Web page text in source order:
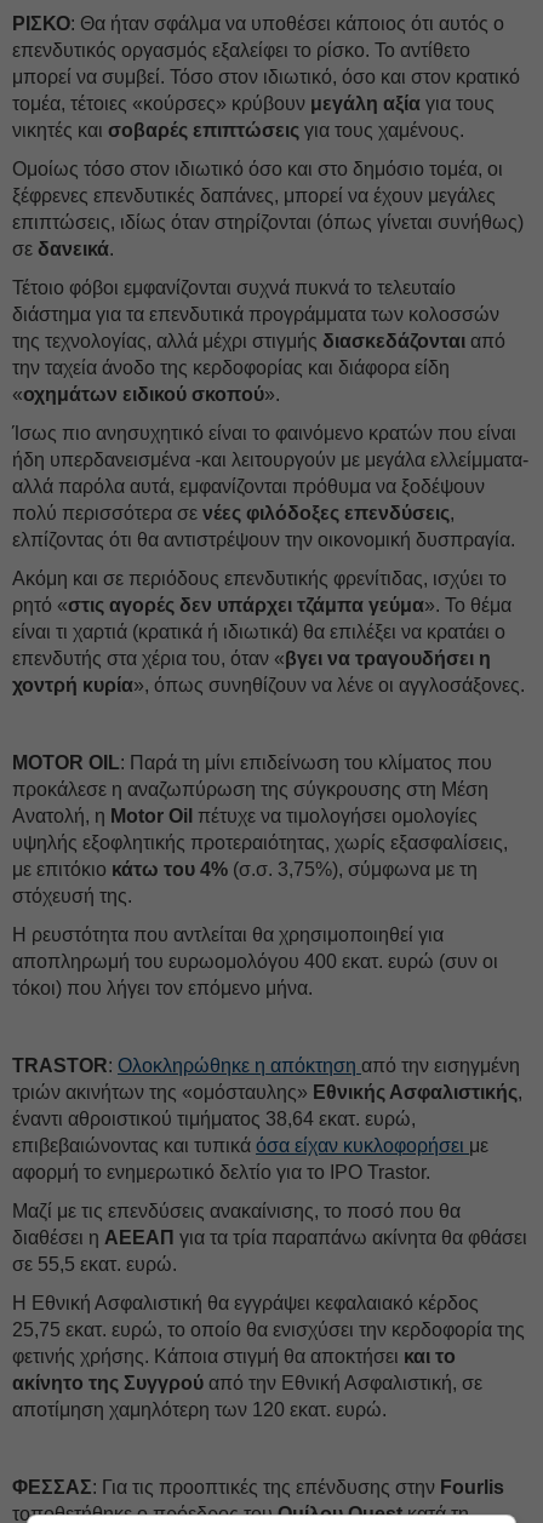
ΡΙΣΚΟ: Θα ήταν σφάλμα να υποθέσει κάποιος ότι αυτός ο
επενδυτικός οργασμός εξαλείφει το ρίσκο. Το αντίθετο
μπορεί να συμβεί. Τόσο στον ιδιωτικό, όσο και στον κρατικό
τομέα, τέτοιες «κούρσες» κρύβουν μεγάλη αξία για τους
νικητές και σοβαρές επιπτώσεις για τους χαμένους.
Ομοίως τόσο στον ιδιωτικό όσο και στο δημόσιο τομέα, οι
ξέφρενες επενδυτικές δαπάνες, μπορεί να έχουν μεγάλες
επιπτώσεις, ιδίως όταν στηρίζονται (όπως γίνεται συνήθως)
σε δανεικά.
Τέτοιο φόβοι εμφανίζονται συχνά πυκνά το τελευταίο
διάστημα για τα επενδυτικά προγράμματα των κολοσσών
της τεχνολογίας, αλλά μέχρι στιγμής διασκεδάζονται από
την ταχεία άνοδο της κερδοφορίας και διάφορα είδη
«οχημάτων ειδικού σκοπού».
Ίσως πιο ανησυχητικό είναι το φαινόμενο κρατών που είναι
ήδη υπερδανεισμένα -και λειτουργούν με μεγάλα ελλείμματα-
αλλά παρόλα αυτά, εμφανίζονται πρόθυμα να ξοδέψουν
πολύ περισσότερα σε νέες φιλόδοξες επενδύσεις,
ελπίζοντας ότι θα αντιστρέψουν την οικονομική δυσπραγία.
Ακόμη και σε περιόδους επενδυτικής φρενίτιδας, ισχύει το
ρητό «στις αγορές δεν υπάρχει τζάμπα γεύμα». Το θέμα
είναι τι χαρτιά (κρατικά ή ιδιωτικά) θα επιλέξει να κρατάει ο
επενδυτής στα χέρια του, όταν «βγει να τραγουδήσει η
χοντρή κυρία», όπως συνηθίζουν να λένε οι αγγλοσάξονες.
MOTOR OIL: Παρά τη μίνι επιδείνωση του κλίματος που
προκάλεσε η αναζωπύρωση της σύγκρουσης στη Μέση
Ανατολή, η Motor Oil πέτυχε να τιμολογήσει ομολογίες
υψηλής εξοφλητικής προτεραιότητας, χωρίς εξασφαλίσεις,
με επιτόκιο κάτω του 4% (σ.σ. 3,75%), σύμφωνα με τη
στόχευσή της.
Η ρευστότητα που αντλείται θα χρησιμοποιηθεί για
αποπληρωμή του ευρωομολόγου 400 εκατ. ευρώ (συν οι
τόκοι) που λήγει τον επόμενο μήνα.
TRASTOR: Ολοκληρώθηκε η απόκτηση από την εισηγμένη
τριών ακινήτων της «ομόσταυλης» Εθνικής Ασφαλιστικής,
έναντι αθροιστικού τιμήματος 38,64 εκατ. ευρώ,
επιβεβαιώνοντας και τυπικά όσα είχαν κυκλοφορήσει με
αφορμή το ενημερωτικό δελτίο για το IPO Trastor.
Μαζί με τις επενδύσεις ανακαίνισης, το ποσό που θα
διαθέσει η ΑΕΕΑΠ για τα τρία παραπάνω ακίνητα θα φθάσει
σε 55,5 εκατ. ευρώ.
Η Εθνική Ασφαλιστική θα εγγράψει κεφαλαιακό κέρδος
25,75 εκατ. ευρώ, το οποίο θα ενισχύσει την κερδοφορία της
φετινής χρήσης. Κάποια στιγμή θα αποκτήσει και το
ακίνητο της Συγγρού από την Εθνική Ασφαλιστική, σε
αποτίμηση χαμηλότερη των 120 εκατ. ευρώ.
ΦΕΣΣΑΣ: Για τις προοπτικές της επένδυσης στην Fourlis
τοποθετήθηκε ο πρόεδρος τουΟμίλου Questκατά τη